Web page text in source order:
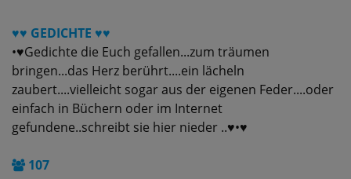
♥♥ GEDICHTE ♥♥
•♥Gedichte die Euch gefallen...zum träumen
bringen...das Herz berührt....ein lächeln
zaubert....vielleicht sogar aus der eigenen Feder....oder
einfach in Büchern oder im Internet
gefundene..schreibt sie hier nieder ..♥•♥
107